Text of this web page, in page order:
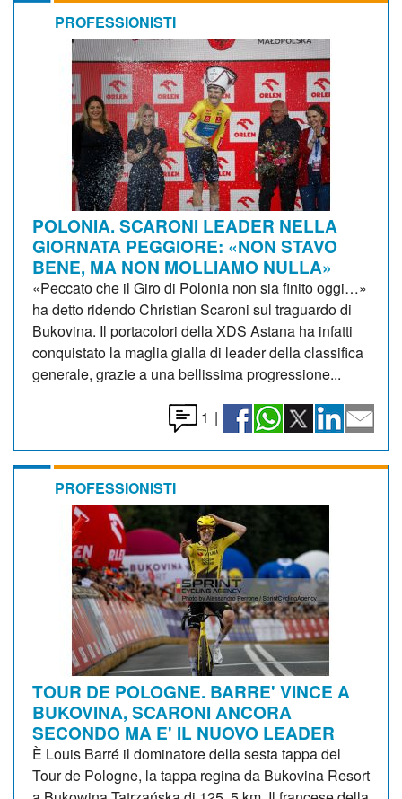
PROFESSIONISTI
POLONIA. SCARONI LEADER NELLA
GIORNATA PEGGIORE: «NON STAVO
BENE, MA NON MOLLIAMO NULLA»
«Peccato che il Giro di Polonia non sia finito oggi…»
ha detto ridendo Christian Scaroni sul traguardo di
Bukovina. Il portacolori della XDS Astana ha infatti
conquistato la maglia gialla di leader della classifica
generale, grazie a una bellissima progressione...
1 |
PROFESSIONISTI
TOUR DE POLOGNE. BARRE' VINCE A
BUKOVINA, SCARONI ANCORA
SECONDO MA E' IL NUOVO LEADER
È Louis Barré il dominatore della sesta tappa del
Tour de Pologne, la tappa regina da Bukovina Resort